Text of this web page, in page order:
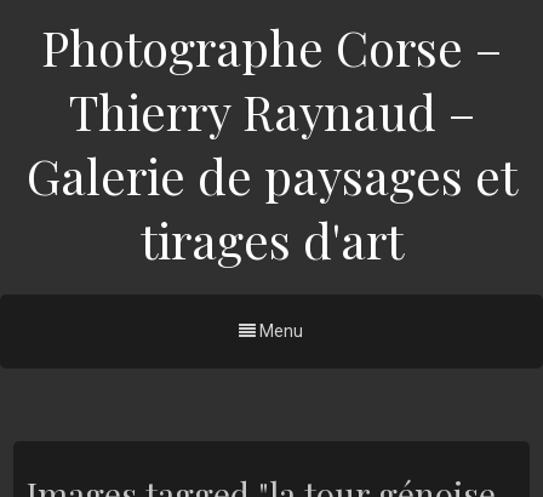
Photographe Corse –
Thierry Raynaud –
Galerie de paysages et
tirages d'art
Menu